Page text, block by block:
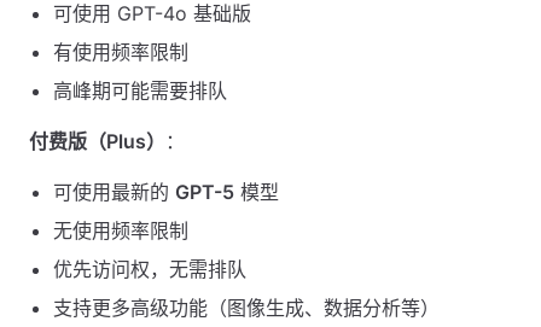
可使用 GPT-4o 基础版
有使用频率限制
高峰期可能需要排队
付费版（Plus） ：
可使用最新的 GPT-5 模型
无使用频率限制
优先访问权，无需排队
支持更多高级功能（图像生成、数据分析等）